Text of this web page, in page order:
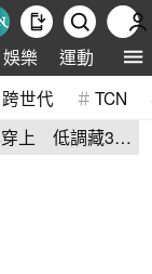
娛樂 運動 全球
跨世代 TCN
穿上 低調藏38